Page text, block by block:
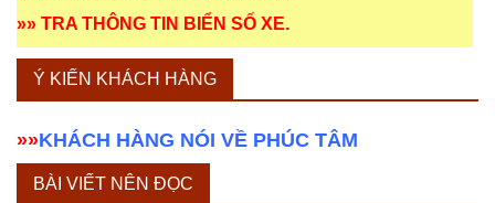
»» TRA THÔNG TIN BIỂN SỐ XE.
Ý KIẾN KHÁCH HÀNG
»»KHÁCH HÀNG NÓI VỀ PHÚC TÂM
BÀI VIẾT NÊN ĐỌC